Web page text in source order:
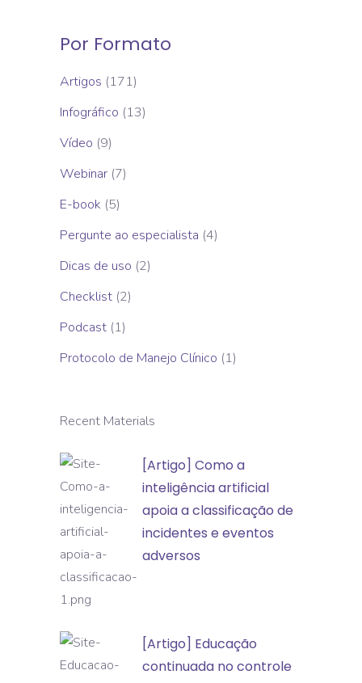
Por Formato
Artigos (171)
Infográfico (13)
Vídeo (9)
Webinar (7)
E-book (5)
Pergunte ao especialista (4)
Dicas de uso (2)
Checklist (2)
Podcast (1)
Protocolo de Manejo Clínico (1)
Recent Materials
[Artigo]
Como
a
inteligência
artificial
apoia
a
de
incidentes
[Artigo] Como a
inteligência artificial
apoia a classificação de
incidentes e eventos
adversos
[Artigo]
Educação
[Artigo] Educação
continuada no controle